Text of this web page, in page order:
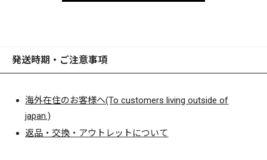
発送時期・ご注意事項
海外在住のお客様へ(To customers living outside of
japan.)
返品・交換・アウトレットについて